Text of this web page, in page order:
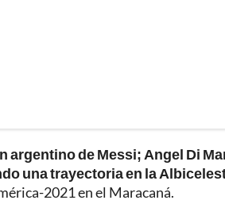
argentino de Messi; Angel Di
una trayectoria en la
2021 en el Maracaná.